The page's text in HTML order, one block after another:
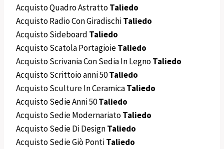
Acquisto Quadro AstrattoTaliedo
Acquisto Radio Con GiradischiTaliedo
Acquisto Sideboard Taliedo
Acquisto Scatola PortagioieTaliedo
Acquisto Scrivania Con Sedia In LegnoTaliedo
Acquisto Scrittoio anni 50Taliedo
Acquisto Sculture In CeramicaTaliedo
Acquisto Sedie Anni 50Taliedo
Acquisto Sedie ModernariatoTaliedo
Acquisto Sedie Di DesignTaliedo
Acquisto Sedie Giò PontiTaliedo